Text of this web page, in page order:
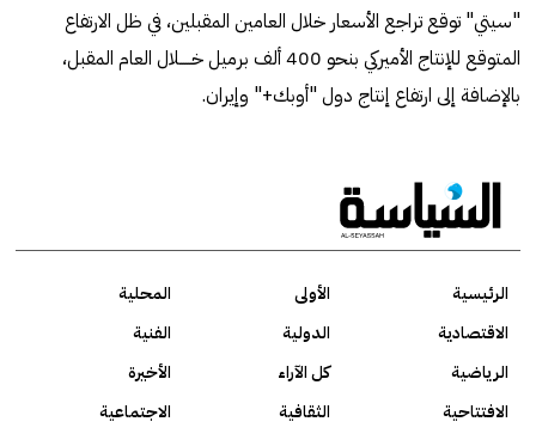
"سيتي" توقع تراجع الأسعار خلال العامين المقبلين، في ظل الارتفاع
المتوقع للإنتاج الأميركي بنحو 400 ألف برميل خـــــلال العام المقبل،
بالإضافة إلى ارتفاع إنتاج دول "أوبك+" وإيران.
الرئيسية الأولى
المحلية
الاقتصادية
الدولية
الفنية
الرياضية
كل الآراء
الأخيرة
الافتتاحية
الثقافية
الاجتماعية